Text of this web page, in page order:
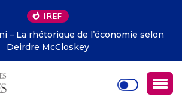
IREF
– La rhétorique de l’économie selon
Deirdre McCloskey